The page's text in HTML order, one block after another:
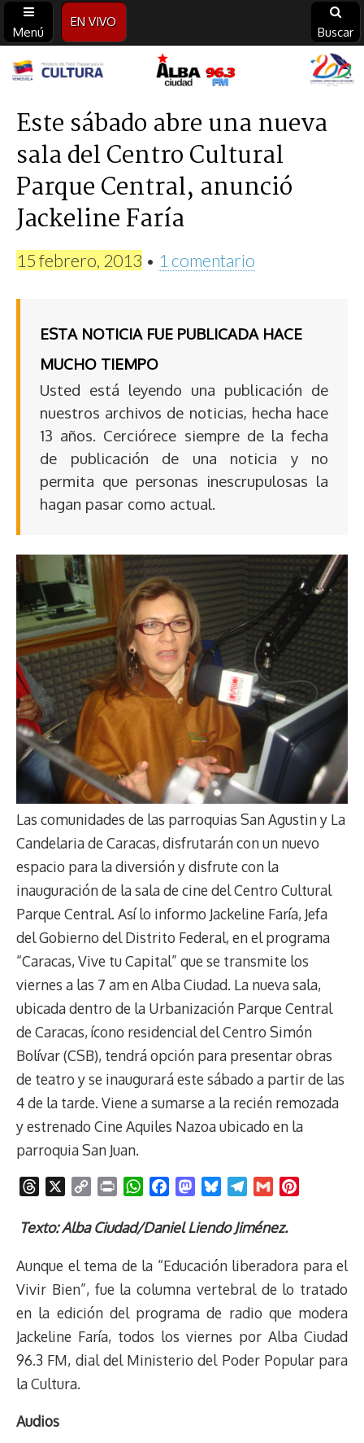
Menú
EN VIVO
Buscar
Alba
Ciudad
96.3
FM
Este sábado abre una nueva
sala del Centro Cultural
Parque Central, anunció
Jackeline Faría
15 febrero, 2013 • 1 comentario
ESTA NOTICIA FUE PUBLICADA HACE
MUCHO TIEMPO
Usted está leyendo una publicación de
nuestros archivos de noticias, hecha hace
13 años. Cerciórece siempre de la fecha
de publicación de una noticia y no
permita que personas inescrupulosas la
hagan pasar como actual.
Las comunidades de las parroquias San Agustin y La
Candelaria de Caracas, disfrutarán con un nuevo
espacio para la diversión y disfrute con la
inauguración de la sala de cine del Centro Cultural
Parque Central. Así lo informo Jackeline Faría, Jefa
del Gobierno del Distrito Federal, en el programa
“Caracas, Vive tu Capital” que se transmite los
viernes a las 7 am en Alba Ciudad. La nueva sala,
ubicada dentro de la Urbanización Parque Central
de Caracas, ícono residencial del Centro Simón
Bolívar (CSB), tendrá opción para presentar obras
de teatro y se inaugurará este sábado a partir de las
4 de la tarde. Viene a sumarse a la recién remozada
y estrenado Cine Aquiles Nazoa ubicado en la
parroquia San Juan.
r
a
d
s
p
L
n
k
i
W
a
s
A
p
c
b
o
k
M
s
o
d
n
u
s
k
l
g
r
a
m
a
l
e
r
s
Texto: Alba Ciudad/Daniel Liendo Jiménez.
Aunque el tema de la “Educación liberadora para el
Vivir Bien”, fue la columna vertebral de lo tratado
en la edición del programa de radio que modera
Jackeline Faría, todos los viernes por Alba Ciudad
96.3 FM, dial del Ministerio del Poder Popular para
la Cultura.
Audios